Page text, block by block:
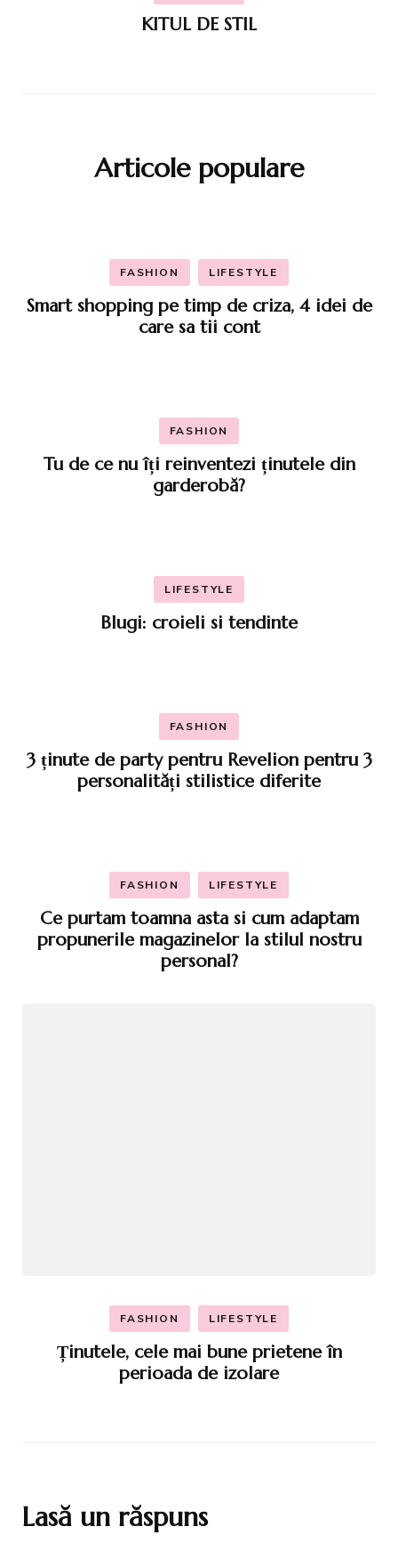
KITUL DE STIL
Articole populare
FASHION LIFESTYLE
Smart shopping pe timp de criza, 4 idei de
care sa tii cont
FASHION
Tu de ce nu îți reinventezi ținutele din
garderobă?
LIFESTYLE
Blugi: croieli si tendinte
FASHION
3 ținute de party pentru Revelion pentru 3
personalități stilistice diferite
FASHION LIFESTYLE
Ce purtam toamna asta si cum adaptam
propunerile magazinelor la stilul nostru
personal?
FASHION LIFESTYLE
Ținutele, cele mai bune prietene în
perioada de izolare
Lasă un răspuns